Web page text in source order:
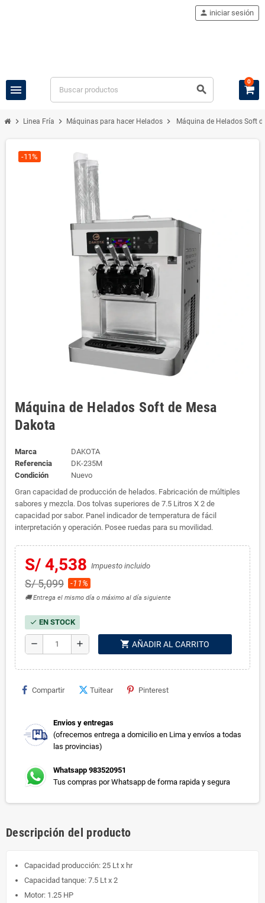
menu search
person iniciar sesión
0
chevron_right Linea Fría chevron_right Máquinas para hacer Helados chevron_right Máquina de Helados Soft
-11%
Máquina de Helados Soft de Mesa
Dakota
Marca
DAKOTA
Referencia
DK-235M
Condición
Nuevo
Gran capacidad de producción de helados. Fabricación de múltiples
sabores y mezcla. Dos tolvas superiores de 7.5 Litros X 2 de
capacidad por sabor. Panel indicador de temperatura de fácil
interpretación y operación. Posee ruedas para su movilidad.
S/ 4,538 Impuesto incluido
S/ 5,099 -11%
🚚 Entrega el mismo día o máximo al día siguiente
check EN STOCK
remove add shopping_cart AÑADIR AL CARRITO
Compartir Tuitear Pinterest
Envios y entregas
(ofrecemos entrega a domicilio en Lima y envíos a todas
las provincias)
Whatsapp 983520951
Tus compras por Whatsapp de forma rapida y segura
Descripción del producto
Capacidad producción: 25 Lt x hr
Capacidad tanque: 7.5 Lt x 2
Motor: 1.25 HP